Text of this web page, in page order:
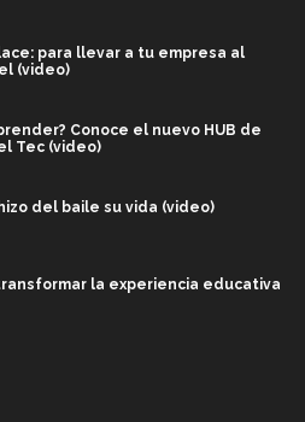
para llevar a tu empresa al
(video)
Conoce el nuevo HUB de
Tec (video)
del baile su vida (video)
la experiencia educativa